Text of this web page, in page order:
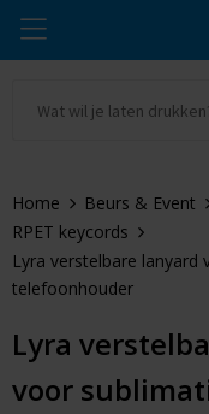
Drinkwaren
Kleding & Textiel
Tassen & Reizen
Elektronica &
Alle promosnoepje
Zomer
Pasen
Thule
Moleskine
Home Beurs & Event
RPET keycords
Lyra verstelbare lanyard
telefoonhouder
Lyra
voor